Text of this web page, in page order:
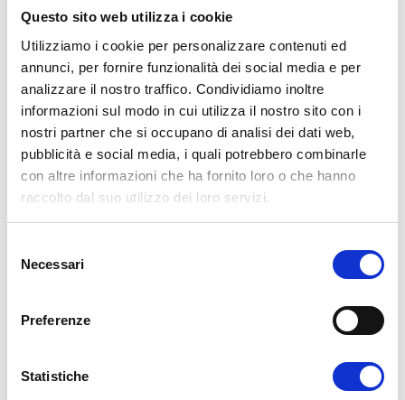
Questo sito web utilizza i cookie
Utilizziamo i cookie per personalizzare contenuti ed
annunci, per fornire funzionalità dei social media e per
analizzare il nostro traffico. Condividiamo inoltre
informazioni sul modo in cui utilizza il nostro sito con i
nostri partner che si occupano di analisi dei dati web,
pubblicità e social media, i quali potrebbero combinarle
con altre informazioni che ha fornito loro o che hanno
raccolto dal suo utilizzo dei loro servizi.
Necessari
Preferenze
Statistiche
31 Luglio 2023 Bacheca Studenti,SSML
Internazionale
byGiuseppe Piscopo
Bando di concorso per
MEDIATORI LINGUISTICI
Il MAECI – Ministero degli Affari Esteri e della Cooperazione
personale non